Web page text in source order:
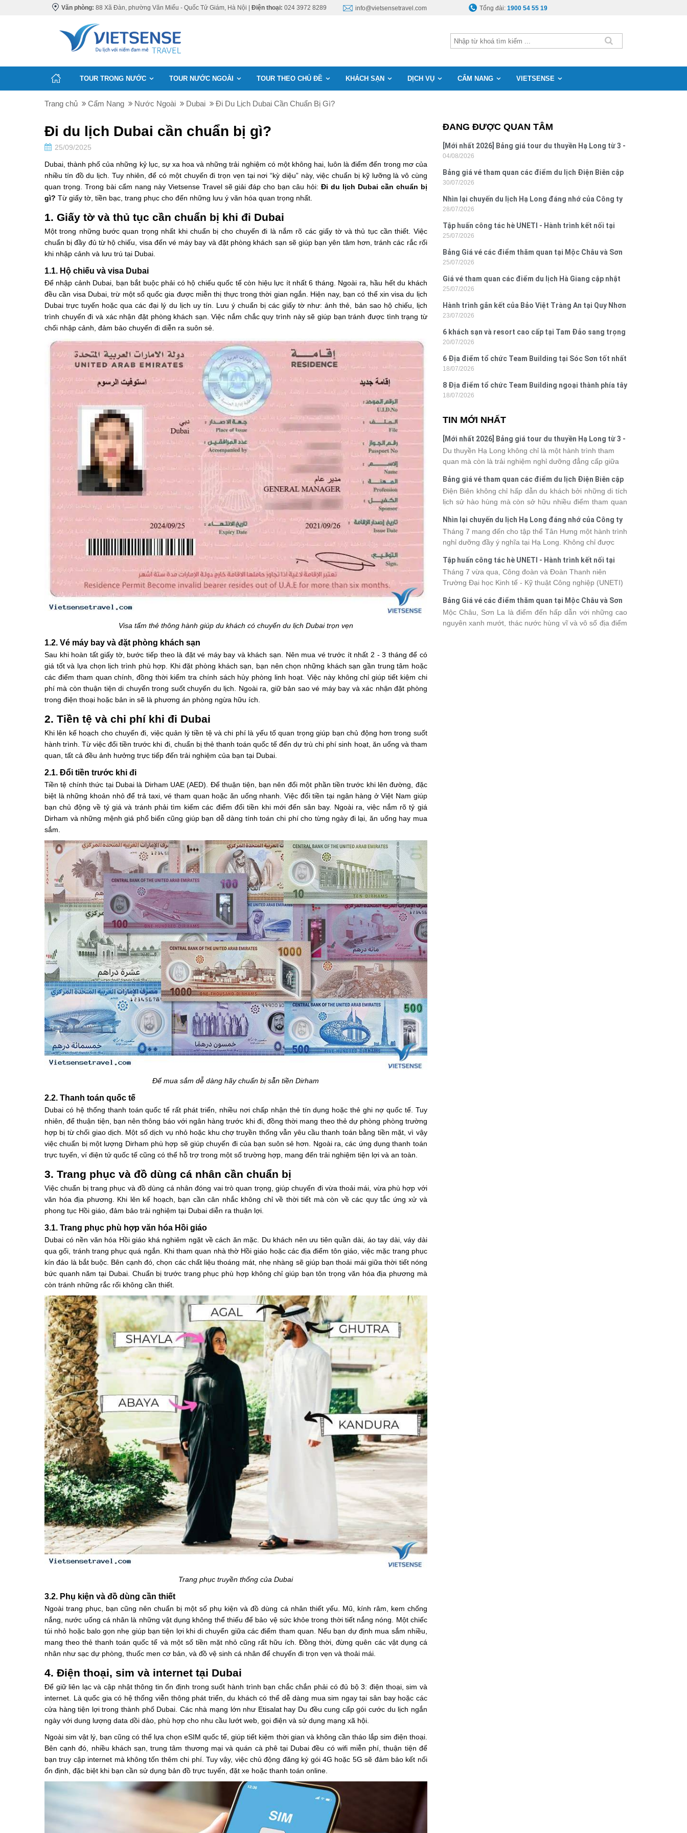
Văn phòng: 88 Xã Đàn, phường Văn Miếu - Quốc Tử Giám, Hà Nội | Điện thoại: 024 3972 8289 info@vietsensetravel.com Tổng đài:1900 54 55 19
TOUR TRONG NƯỚC TOUR NƯỚC NGOÀI TOUR THEO CHỦ ĐỀ KHÁCH SẠN DỊCH VỤ CẨM NANG VIETSENSE
Trang chủ Cẩm Nang Nước Ngoài Dubai Đi Du Lịch Dubai Cần Chuẩn Bị Gì?
Đi du lịch Dubai cần chuẩn bị gì?
25/09/2025
Dubai, thành phố của những kỷ lục, sự xa hoa và những trải nghiệm có một không hai, luôn là điểm đến trong mơ của
nhiều tín đồ du lịch. Tuy nhiên, để có một chuyến đi trọn vẹn tại nơi “kỳ diệu” này, việc chuẩn bị kỹ lưỡng là vô cùng
quan trọng. Trong bài cẩm nang này Vietsense Travel sẽ giải đáp cho bạn câu hỏi:Đi du lịch Dubai cần chuẩn bị
gì? Từ giấy tờ, tiền bạc, trang phục cho đến những lưu ý văn hóa quan trọng nhất.
1. Giấy tờ và thủ tục cần chuẩn bị khi đi Dubai
Một trong những bước quan trọng nhất khi chuẩn bị cho chuyến đi là nắm rõ các giấy tờ và thủ tục cần thiết. Việc
chuẩn bị đầy đủ từ hộ chiếu, visa đến vé máy bay và đặt phòng khách sạn sẽ giúp bạn yên tâm hơn, tránh các rắc rối
khi nhập cảnh và lưu trú tại Dubai.
1.1. Hộ chiếu và visa Dubai
Để nhập cảnh Dubai, bạn bắt buộc phải có hộ chiếu quốc tế còn hiệu lực ít nhất 6 tháng. Ngoài ra, hầu hết du khách
đều cần visa Dubai, trừ một số quốc gia được miễn thị thực trong thời gian ngắn. Hiện nay, bạn có thể xin visa du lịch
Dubai trực tuyến hoặc qua các đại lý du lịch uy tín. Lưu ý chuẩn bị các giấy tờ như: ảnh thẻ, bản sao hộ chiếu, lịch
trình chuyến đi và xác nhận đặt phòng khách sạn. Việc nắm chắc quy trình này sẽ giúp bạn tránh được tình trạng từ
chối nhập cảnh, đảm bảo chuyến đi diễn ra suôn sẻ.
Visa tấm thẻ thông hành giúp du khách có chuyến du lịch Dubai trọn vẹn
1.2. Vé máy bay và đặt phòng khách sạn
Sau khi hoàn tất giấy tờ, bước tiếp theo là đặt vé máy bay và khách sạn. Nên mua vé trước ít nhất 2 - 3 tháng để có
giá tốt và lựa chọn lịch trình phù hợp. Khi đặt phòng khách sạn, bạn nên chọn những khách sạn gần trung tâm hoặc
các điểm tham quan chính, đồng thời kiểm tra chính sách hủy phòng linh hoạt. Việc này không chỉ giúp tiết kiệm chi
phí mà còn thuận tiện di chuyển trong suốt chuyến du lịch. Ngoài ra, giữ bản sao vé máy bay và xác nhận đặt phòng
trong điện thoại hoặc bản in sẽ là phương án phòng ngừa hữu ích.
2. Tiền tệ và chi phí khi đi Dubai
Khi lên kế hoạch cho chuyến đi, việc quản lý tiền tệ và chi phí là yếu tố quan trọng giúp bạn chủ động hơn trong suốt
hành trình. Từ việc đổi tiền trước khi đi, chuẩn bị thẻ thanh toán quốc tế đến dự trù chi phí sinh hoạt, ăn uống và tham
quan, tất cả đều ảnh hưởng trực tiếp đến trải nghiệm của bạn tại Dubai.
2.1. Đổi tiền trước khi đi
Tiền tệ chính thức tại Dubai là Dirham UAE (AED). Để thuận tiện, bạn nên đổi một phần tiền trước khi lên đường, đặc
biệt là những khoản nhỏ để trả taxi, vé tham quan hoặc ăn uống nhanh. Việc đổi tiền tại ngân hàng ở Việt Nam giúp
bạn chủ động về tỷ giá và tránh phải tìm kiếm các điểm đổi tiền khi mới đến sân bay. Ngoài ra, việc nắm rõ tỷ giá
Dirham và những mệnh giá phổ biến cũng giúp bạn dễ dàng tính toán chi phí cho từng ngày đi lại, ăn uống hay mua
sắm.
Để mua sắm dễ dàng hãy chuẩn bị sẵn tiền Dirham
2.2. Thanh toán quốc tế
Dubai có hệ thống thanh toán quốc tế rất phát triển, nhiều nơi chấp nhận thẻ tín dụng hoặc thẻ ghi nợ quốc tế. Tuy
nhiên, để thuận tiện, bạn nên thông báo với ngân hàng trước khi đi, đồng thời mang theo thẻ dự phòng phòng trường
hợp bị từ chối giao dịch. Một số dịch vụ nhỏ hoặc khu chợ truyền thống vẫn yêu cầu thanh toán bằng tiền mặt, vì vậy
việc chuẩn bị một lượng Dirham phù hợp sẽ giúp chuyến đi của bạn suôn sẻ hơn. Ngoài ra, các ứng dụng thanh toán
trực tuyến, ví điện tử quốc tế cũng có thể hỗ trợ trong một số trường hợp, mang đến trải nghiệm tiện lợi và an toàn.
3. Trang phục và đồ dùng cá nhân cần chuẩn bị
Việc chuẩn bị trang phục và đồ dùng cá nhân đóng vai trò quan trọng, giúp chuyến đi vừa thoải mái, vừa phù hợp với
văn hóa địa phương. Khi lên kế hoạch, bạn cần cân nhắc không chỉ về thời tiết mà còn về các quy tắc ứng xử và
phong tục Hồi giáo, đảm bảo trải nghiệm tại Dubai diễn ra thuận lợi.
3.1. Trang phục phù hợp văn hóa Hồi giáo
Dubai có nền văn hóa Hồi giáo khá nghiêm ngặt về cách ăn mặc. Du khách nên ưu tiên quần dài, áo tay dài, váy dài
qua gối, tránh trang phục quá ngắn. Khi tham quan nhà thờ Hồi giáo hoặc các địa điểm tôn giáo, việc mặc trang phục
kín đáo là bắt buộc. Bên cạnh đó, chọn các chất liệu thoáng mát, nhẹ nhàng sẽ giúp bạn thoải mái giữa thời tiết nóng
bức quanh năm tại Dubai. Chuẩn bị trước trang phục phù hợp không chỉ giúp bạn tôn trọng văn hóa địa phương mà
còn tránh những rắc rối không cần thiết.
Trang phục truyền thống của Dubai
3.2. Phụ kiện và đồ dùng cần thiết
Ngoài trang phục, bạn cũng nên chuẩn bị một số phụ kiện và đồ dùng cá nhân thiết yếu. Mũ, kính râm, kem chống
nắng, nước uống cá nhân là những vật dụng không thể thiếu để bảo vệ sức khỏe trong thời tiết nắng nóng. Một chiếc
túi nhỏ hoặc balo gọn nhẹ giúp bạn tiện lợi khi di chuyển giữa các điểm tham quan. Nếu bạn dự định mua sắm nhiều,
mang theo thẻ thanh toán quốc tế và một số tiền mặt nhỏ cũng rất hữu ích. Đồng thời, đừng quên các vật dụng cá
nhân như sạc dự phòng, thuốc men cơ bản, và đồ vệ sinh cá nhân để chuyến đi trọn vẹn và thoải mái.
4. Điện thoại, sim và internet tại Dubai
Để giữ liên lạc và cập nhật thông tin ổn định trong suốt hành trình bạn chắc chắn phải có đủ bộ 3: điện thoại, sim và
internet. Là quốc gia có hệ thống viễn thông phát triển, du khách có thể dễ dàng mua sim ngay tại sân bay hoặc các
cửa hàng tiện lợi trong thành phố Dubai. Các nhà mạng lớn như Etisalat hay Du đều cung cấp gói cước du lịch ngắn
ngày với dung lượng data dồi dào, phù hợp cho nhu cầu lướt web, gọi điện và sử dụng mạng xã hội.
Ngoài sim vật lý, bạn cũng có thể lựa chọn eSIM quốc tế, giúp tiết kiệm thời gian và không cần tháo lắp sim điện thoại.
Bên cạnh đó, nhiều khách sạn, trung tâm thương mại và quán cà phê tại Dubai đều có wifi miễn phí, thuận tiện để
bạn truy cập internet mà không tốn thêm chi phí. Tuy vậy, việc chủ động đăng ký gói 4G hoặc 5G sẽ đảm bảo kết nối
ổn định, đặc biệt khi bạn cần sử dụng bản đồ trực tuyến, đặt xe hoặc thanh toán online.
ĐANG ĐƯỢC QUAN TÂM
[Mới nhất 2026] Bảng giá tour du thuyền Hạ Long từ 3 -
6 sao
04/08/2026
Bảng giá vé tham quan các điểm du lịch Điện Biên cập
nhật 2026
30/07/2026
Nhìn lại chuyến du lịch Hạ Long đáng nhớ của Công ty
Tân Hưng 2026
28/07/2026
Tập huấn công tác hè UNETI - Hành trình kết nối tại
Hòn Dấu, Đồ Sơn
25/07/2026
Bảng Giá vé các điểm thăm quan tại Mộc Châu và Sơn
La 2026
25/07/2026
Giá vé tham quan các điểm du lịch Hà Giang cập nhật
2026
25/07/2026
Hành trình gắn kết của Bảo Việt Tràng An tại Quy Nhơn
- Phú Yên
23/07/2026
6 khách sạn và resort cao cấp tại Tam Đảo sang trọng
tiện nghi
20/07/2026
6 Địa điểm tổ chức Team Building tại Sóc Sơn tốt nhất
hiện nay
18/07/2026
8 Địa điểm tổ chức Team Building ngoại thành phía tây
Hà Nội
18/07/2026
TIN MỚI NHẤT
[Mới nhất 2026] Bảng giá tour du thuyền Hạ Long từ 3 -
6 sao
Du thuyền Hạ Long không chỉ là một hành trình tham
quan mà còn là trải nghiệm nghỉ dưỡng đẳng cấp giữa
thuyền sẽ có mức giá và dịch vụ khác nhau, khiến nhiều
du khách băn khoăn khi lựa chọn. Bài viết dưới đây sẽ
cập nhật bảng giá tour du thuyền Hạ Long mới nhất
2026 từ 3 - 6 sao, giúp bạn dễ dàng so sánh và tìm
được hành trình phù hợp với nhu cầu cũng như ngân
sách.
Bảng giá vé tham quan các điểm du lịch Điện Biên cập
nhật 2026
Điện Biên không chỉ hấp dẫn du khách bởi những di tích
lịch sử hào hùng mà còn sở hữu nhiều điểm tham quan
đang lên kế hoạch khám phá vùng đất này, việc cập nhật
trước giá vé sẽ giúp bạn chủ động hơn trong lịch trình và
chi phí. Cùng Vietsense Travel tham khảo bảng giá vé
tham quan các điểm du lịch Điện Biênmới nhất năm
2026 ngay dưới đây.
Nhìn lại chuyến du lịch Hạ Long đáng nhớ của Công ty
Tân Hưng 2026
Tháng 7 mang đến cho tập thể Tân Hưng một hành trình
nghỉ dưỡng đầy ý nghĩa tại Hạ Long. Không chỉ được
thành viên còn có dịp gắn kết, sẻ chia và lưu giữ nhiều
khoảnh khắc đáng nhớ. Hãy cùng nhìn lại chuyến đi
ngập tràn niềm vui và những trải nghiệm khó quên.
Tập huấn công tác hè UNETI - Hành trình kết nối tại
Hòn Dấu, Đồ Sơn
Tháng 7 vừa qua, Công đoàn và Đoàn Thanh niên
Trường Đại học Kinh tế - Kỹ thuật Công nghiệp (UNETI)
Hòn Dấu - Đồ Sơn. Không chỉ là dịp nâng cao kỹ năng
và chia sẻ kinh nghiệm công tác, chương trình còn mang
đến những hoạt động giao lưu sôi nổi, góp phần gắn kết
Bảng Giá vé các điểm thăm quan tại Mộc Châu và Sơn
La 2026
Mộc Châu, Sơn La là điểm đến hấp dẫn với những cao
nguyên xanh mướt, thác nước hùng vĩ và vô số địa điểm